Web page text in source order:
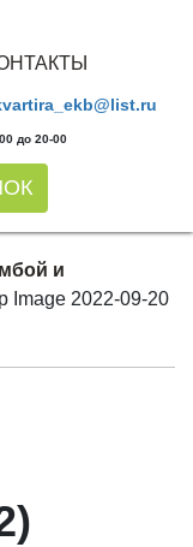
до 20-00
и
Image 2022-09-20